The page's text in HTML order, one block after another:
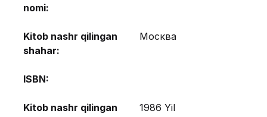
nomi:
Kitob nashr qilingan
shahar:
Москва
ISBN:
Kitob nashr qilingan
1986 Yil